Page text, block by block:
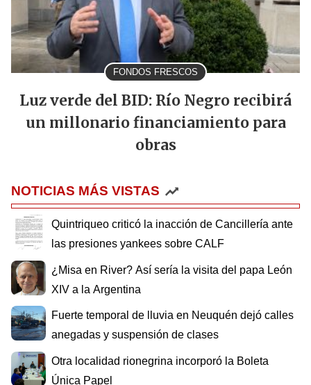
FONDOS FRESCOS
Luz verde del BID: Río Negro recibirá
un millonario financiamiento para
obras
NOTICIAS MÁS VISTAS
Quintriqueo criticó la inacción de Cancillería ante
las presiones yankees sobre CALF
¿Misa en River? Así sería la visita del papa León
XIV a la Argentina
Fuerte temporal de lluvia en Neuquén dejó calles
anegadas y suspensión de clases
Otra localidad rionegrina incorporó la Boleta
Única Papel